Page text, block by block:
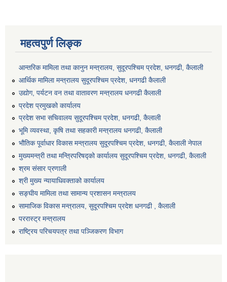
महत्वपुर्ण लिङ्क
आन्तरिक मामिला तथा कानुन मन्त्रालय, सुदूरपश्चिम प्रदेश, धनगढी, कैलाली
आर्थिक मामिला मन्त्रालय सुदूरपश्चिम प्रदेश, धनगढी कैलाली
उद्योग, पर्यटन वन तथा वातावरण मन्त्रालय धनगढी कैलाली
प्रदेश प्रमुखको कार्यालय
प्रदेश सभा सचिवालय सुदूरपश्‍चिम प्रदेश, धनगढी, कैलाली
भूमि व्यवस्था, कृषि तथा सहकारी मन्त्रालय धनगढी, कैलाली
भौतिक पूर्वाधार विकास मन्त्रालय सुदूरपश्चिम प्रदेश, धनगढी, कैलाली नेपाल
मुख्यमन्त्री तथा मन्त्रिपरिषद्को कार्यालय सुदूरपश्चिम प्रदेश, धनगढी, कैलाली
श्रम संसार प्रणाली
श्री मुख्य न्यायाधिवक्ताको कार्यालय
सङ्‍घीय मामिला तथा सामान्य प्रशासन मन्त्रालय
सामाजिक विकास मन्त्रालय, सुदूरपश्चिम प्रदेश धनगढी , कैलाली
पररास्ट्र मन्त्रालय
राष्ट्रिय परिचयपत्र तथा पञ्जिकरण विभाग